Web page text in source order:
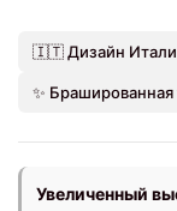
🇮🇹 Дизайн
✨ Брашированная
Увеличенный